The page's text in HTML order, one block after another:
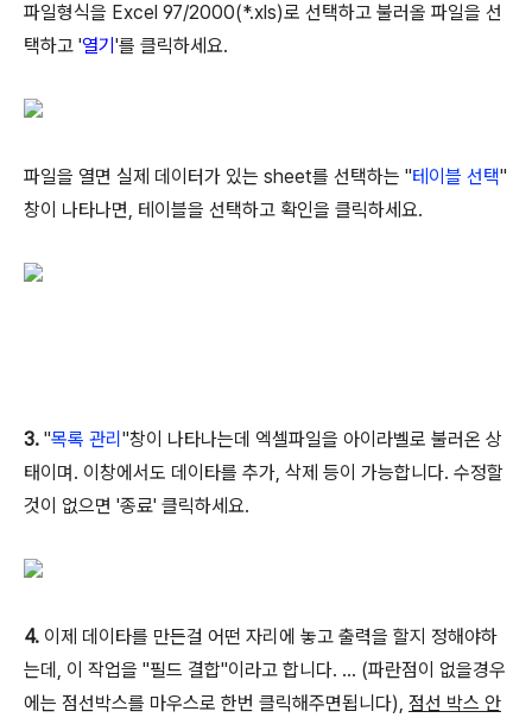
파일형식을 Excel 97/2000(*.xls)로 선택하고 불러올 파일을 선
택하고 '열기'를 클릭하세요.
파일을 열면 실제 데이터가 있는 sheet를 선택하는 "테이블 선택"
창이 나타나면, 테이블을 선택하고 확인을 클릭하세요.
3. "목록 관리 "창이 나타나는데 엑셀파일을 아이라벨로 불러온 상
태이며. 이창에서도 데이타를 추가, 삭제 등이 가능합니다. 수정할
것이 없으면 '종료' 클릭하세요.
4. 이제 데이타를 만든걸 어떤 자리에 놓고 출력을 할지 정해야하
는데, 이 작업을 "필드 결합"이라고 합니다. ... (파란점이 없을경우
에는 점선박스를 마우스로 한번 클릭해주면됩니다), 점선 박스 안